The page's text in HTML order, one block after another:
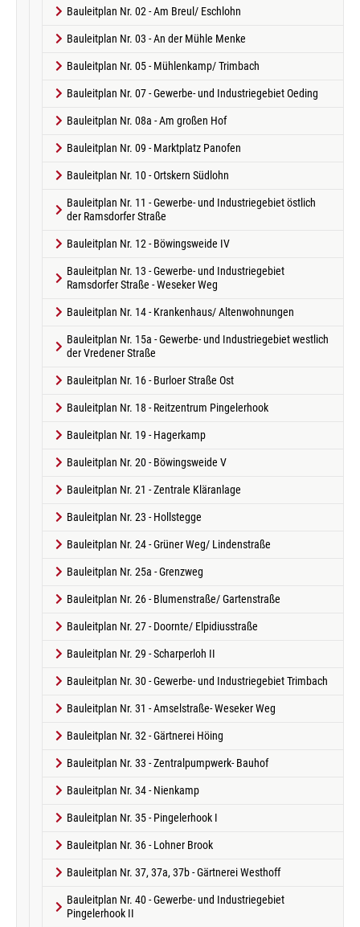
Bauleitplan Nr. 02 - Am Breul/ Eschlohn
Bauleitplan Nr. 03 - An der Mühle Menke
Bauleitplan Nr. 05 - Mühlenkamp/ Trimbach
Bauleitplan Nr. 07 - Gewerbe- und Industriegebiet Oeding
Bauleitplan Nr. 08a - Am großen Hof
Bauleitplan Nr. 09 - Marktplatz Panofen
Bauleitplan Nr. 10 - Ortskern Südlohn
Bauleitplan Nr. 11 - Gewerbe- und Industriegebiet östlich
der Ramsdorfer Straße
Bauleitplan Nr. 12 - Böwingsweide IV
Bauleitplan Nr. 13 - Gewerbe- und Industriegebiet
Ramsdorfer Straße - Weseker Weg
Bauleitplan Nr. 14 - Krankenhaus/ Altenwohnungen
Bauleitplan Nr. 15a - Gewerbe- und Industriegebiet westlich
der Vredener Straße
Bauleitplan Nr. 16 - Burloer Straße Ost
Bauleitplan Nr. 18 - Reitzentrum Pingelerhook
Bauleitplan Nr. 19 - Hagerkamp
Bauleitplan Nr. 20 - Böwingsweide V
Bauleitplan Nr. 21 - Zentrale Kläranlage
Bauleitplan Nr. 23 - Hollstegge
Bauleitplan Nr. 24 - Grüner Weg/ Lindenstraße
Bauleitplan Nr. 25a - Grenzweg
Bauleitplan Nr. 26 - Blumenstraße/ Gartenstraße
Bauleitplan Nr. 27 - Doornte/ Elpidiusstraße
Bauleitplan Nr. 29 - Scharperloh II
Bauleitplan Nr. 30 - Gewerbe- und Industriegebiet Trimbach
Bauleitplan Nr. 31 - Amselstraße- Weseker Weg
Bauleitplan Nr. 32 - Gärtnerei Höing
Bauleitplan Nr. 33 - Zentralpumpwerk- Bauhof
Bauleitplan Nr. 34 - Nienkamp
Bauleitplan Nr. 35 - Pingelerhook I
Bauleitplan Nr. 36 - Lohner Brook
Bauleitplan Nr. 37, 37a, 37b - Gärtnerei Westhoff
Bauleitplan Nr. 40 - Gewerbe- und Industriegebiet
Pingelerhook II